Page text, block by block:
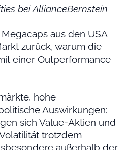
bei AllianceBernstein
aus den USA
zurück, warum die
einer Outperformance
hohe
Auswirkungen:
sich Value-Aktien und
trotzdem
außerhalb der